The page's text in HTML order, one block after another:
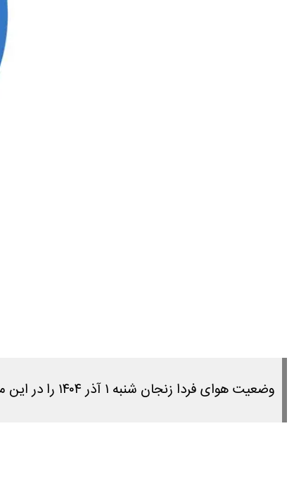
وضعیت هوای فردا زنجان شنبه ۱ آذر ۱۴۰۴ را در این مطلب مشاهده می کنید.